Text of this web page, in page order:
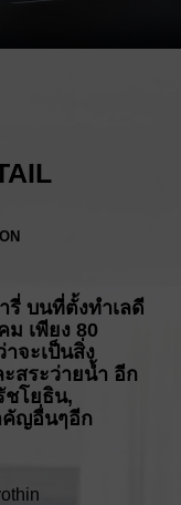
รี่ บนที่ตั้งทำเลดี
ม เพียง 80
จะเป็นสิ่ง
สระว่ายน้ำ อีก
ชโยธิน,
คัญอื่นๆอีก